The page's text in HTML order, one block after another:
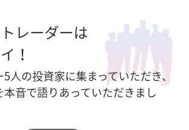
レーダーは
！
人の投資家に集まっていただき、
音で語りあっていただきまし